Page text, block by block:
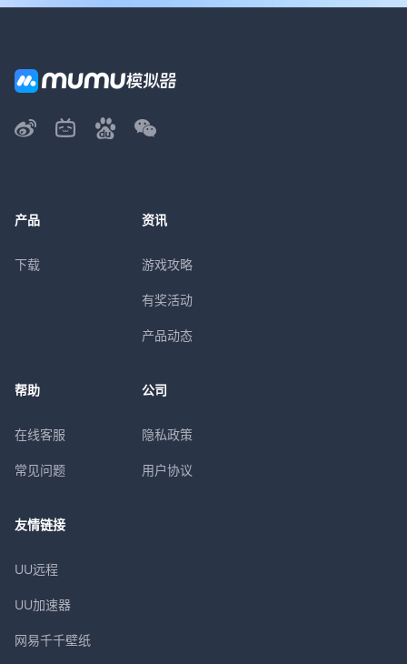
产品
下载
资讯
游戏攻略
有奖活动
产品动态
帮助
在线客服
常见问题
公司
隐私政策
用户协议
友情链接
UU远程
UU加速器
网易千千壁纸